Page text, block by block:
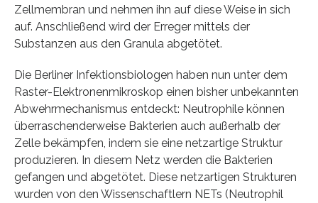
Zellmembran und nehmen ihn auf diese Weise in sich
auf. Anschließend wird der Erreger mittels der
Substanzen aus den Granula abgetötet.
Die Berliner Infektionsbiologen haben nun unter dem
Raster-Elektronenmikroskop einen bisher unbekannten
Abwehrmechanismus entdeckt: Neutrophile können
überraschenderweise Bakterien auch außerhalb der
Zelle bekämpfen, indem sie eine netzartige Struktur
produzieren. In diesem Netz werden die Bakterien
gefangen und abgetötet. Diese netzartigen Strukturen
wurden von den Wissenschaftlern NETs (Neutrophil